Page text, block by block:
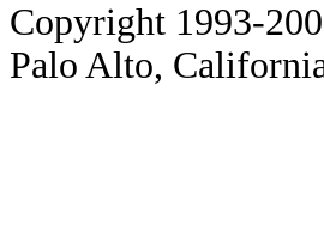
Copyright 1993-
Palo Alto,